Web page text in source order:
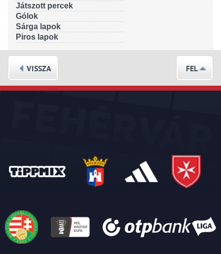
Játszott percek
Gólok
Sárga lapok
Piros lapok
VISSZA FEL